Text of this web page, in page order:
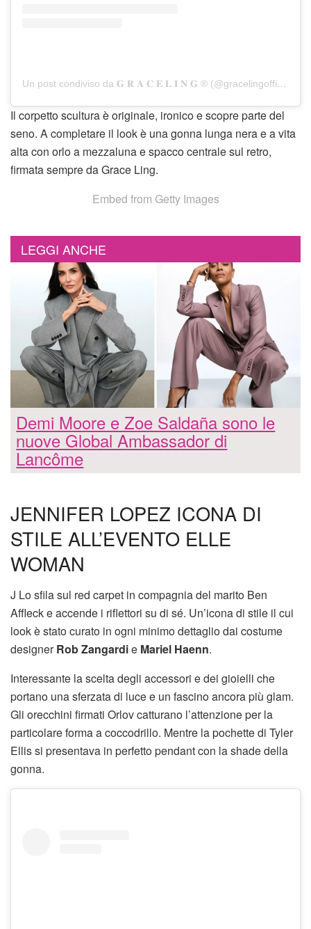
Un post condiviso da 𝐆 𝐑 𝐀 𝐂 𝐄 𝐋 𝐈 𝐍 𝐆 ® (@gracelingofficial)
Il corpetto scultura è originale, ironico e scopre parte del
seno. A completare il look è una gonna lunga nera e a vita
alta con orlo a mezzaluna e spacco centrale sul retro,
firmata sempre da Grace Ling.
Embed from Getty Images
LEGGI ANCHE
Demi Moore e Zoe Saldaña sono le
nuove Global Ambassador di
Lancôme
JENNIFER LOPEZ ICONA DI
STILE ALL’EVENTO ELLE
WOMAN
J Lo sfila sul red carpet in compagnia del marito Ben
Affleck e accende i riflettori su di sé. Un’icona di stile il cui
look è stato curato in ogni minimo dettaglio dai costume
designerRob Zangardie Mariel Haenn.
Interessante la scelta degli accessori e dei gioielli che
portano una sferzata di luce e un fascino ancora più glam.
Gli orecchini firmati Orlov catturano l’attenzione per la
particolare forma a coccodrillo. Mentre la pochette di Tyler
Ellis si presentava in perfetto pendant con la shade della
gonna.